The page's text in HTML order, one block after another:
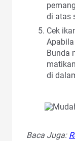
di atas
Cek
Bunda
di
Baca Juga: